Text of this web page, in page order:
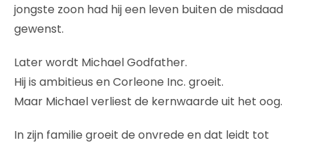
jongste zoon had hij een leven buiten de misdaad
gewenst.
Later wordt Michael Godfather.
Hij is ambitieus en Corleone Inc. groeit.
Maar Michael verliest de kernwaarde uit het oog.
In zijn familie groeit de onvrede en dat leidt tot